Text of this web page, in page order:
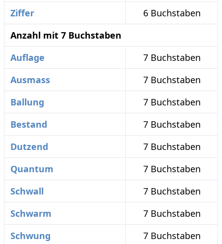
Ziffer
6 Buchstaben
Anzahl mit 7 Buchstaben
Auflage
7 Buchstaben
Ausmass
7 Buchstaben
Ballung
7 Buchstaben
Bestand
7 Buchstaben
Dutzend
7 Buchstaben
Quantum
7 Buchstaben
Schwall
7 Buchstaben
Schwarm
7 Buchstaben
Schwung
7 Buchstaben